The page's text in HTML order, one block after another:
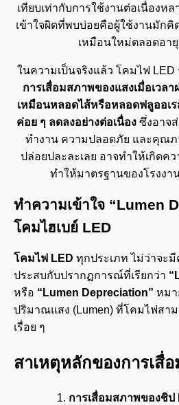
เทียบเท่ากับการใช้งานต่อเนื่องห
เข้าใจผิดที่พบบ่อยคือผู้ใช้งานมักคิ
เหมือนใหม่ตลอดอา
ในความเป็นจริงแล้ว โคมไฟ LED
การเสื่อมสภาพของแสงเมื่อเวล
เหมือนหลอดไส้หรือหลอดฟลูออเ
ค่อย ๆ ลดลงอย่างต่อเนื่องซึ่งอาจ
ทำงาน ความปลอดภัย และคุณ
ปล่อยปละละเลย อาจทำให้เกิดค
ทำให้มาตรฐานของโรงงา
ทำความเข้าใจ “Lumen
โคมไฮเบย์ LED
โคมไฟ LED ทุกประเภท ไม่ว่าจะ
ประสบกับปรากฏการณ์ที่เรียกว่า
หรือ “Lumen Depreciation” หมา
ปริมาณแสง (Lumen) ที่โคมไฟสาม
เรื่อย ๆ
สาเหตุหลักของการเสื่
การเสื่อมสภาพของชิป